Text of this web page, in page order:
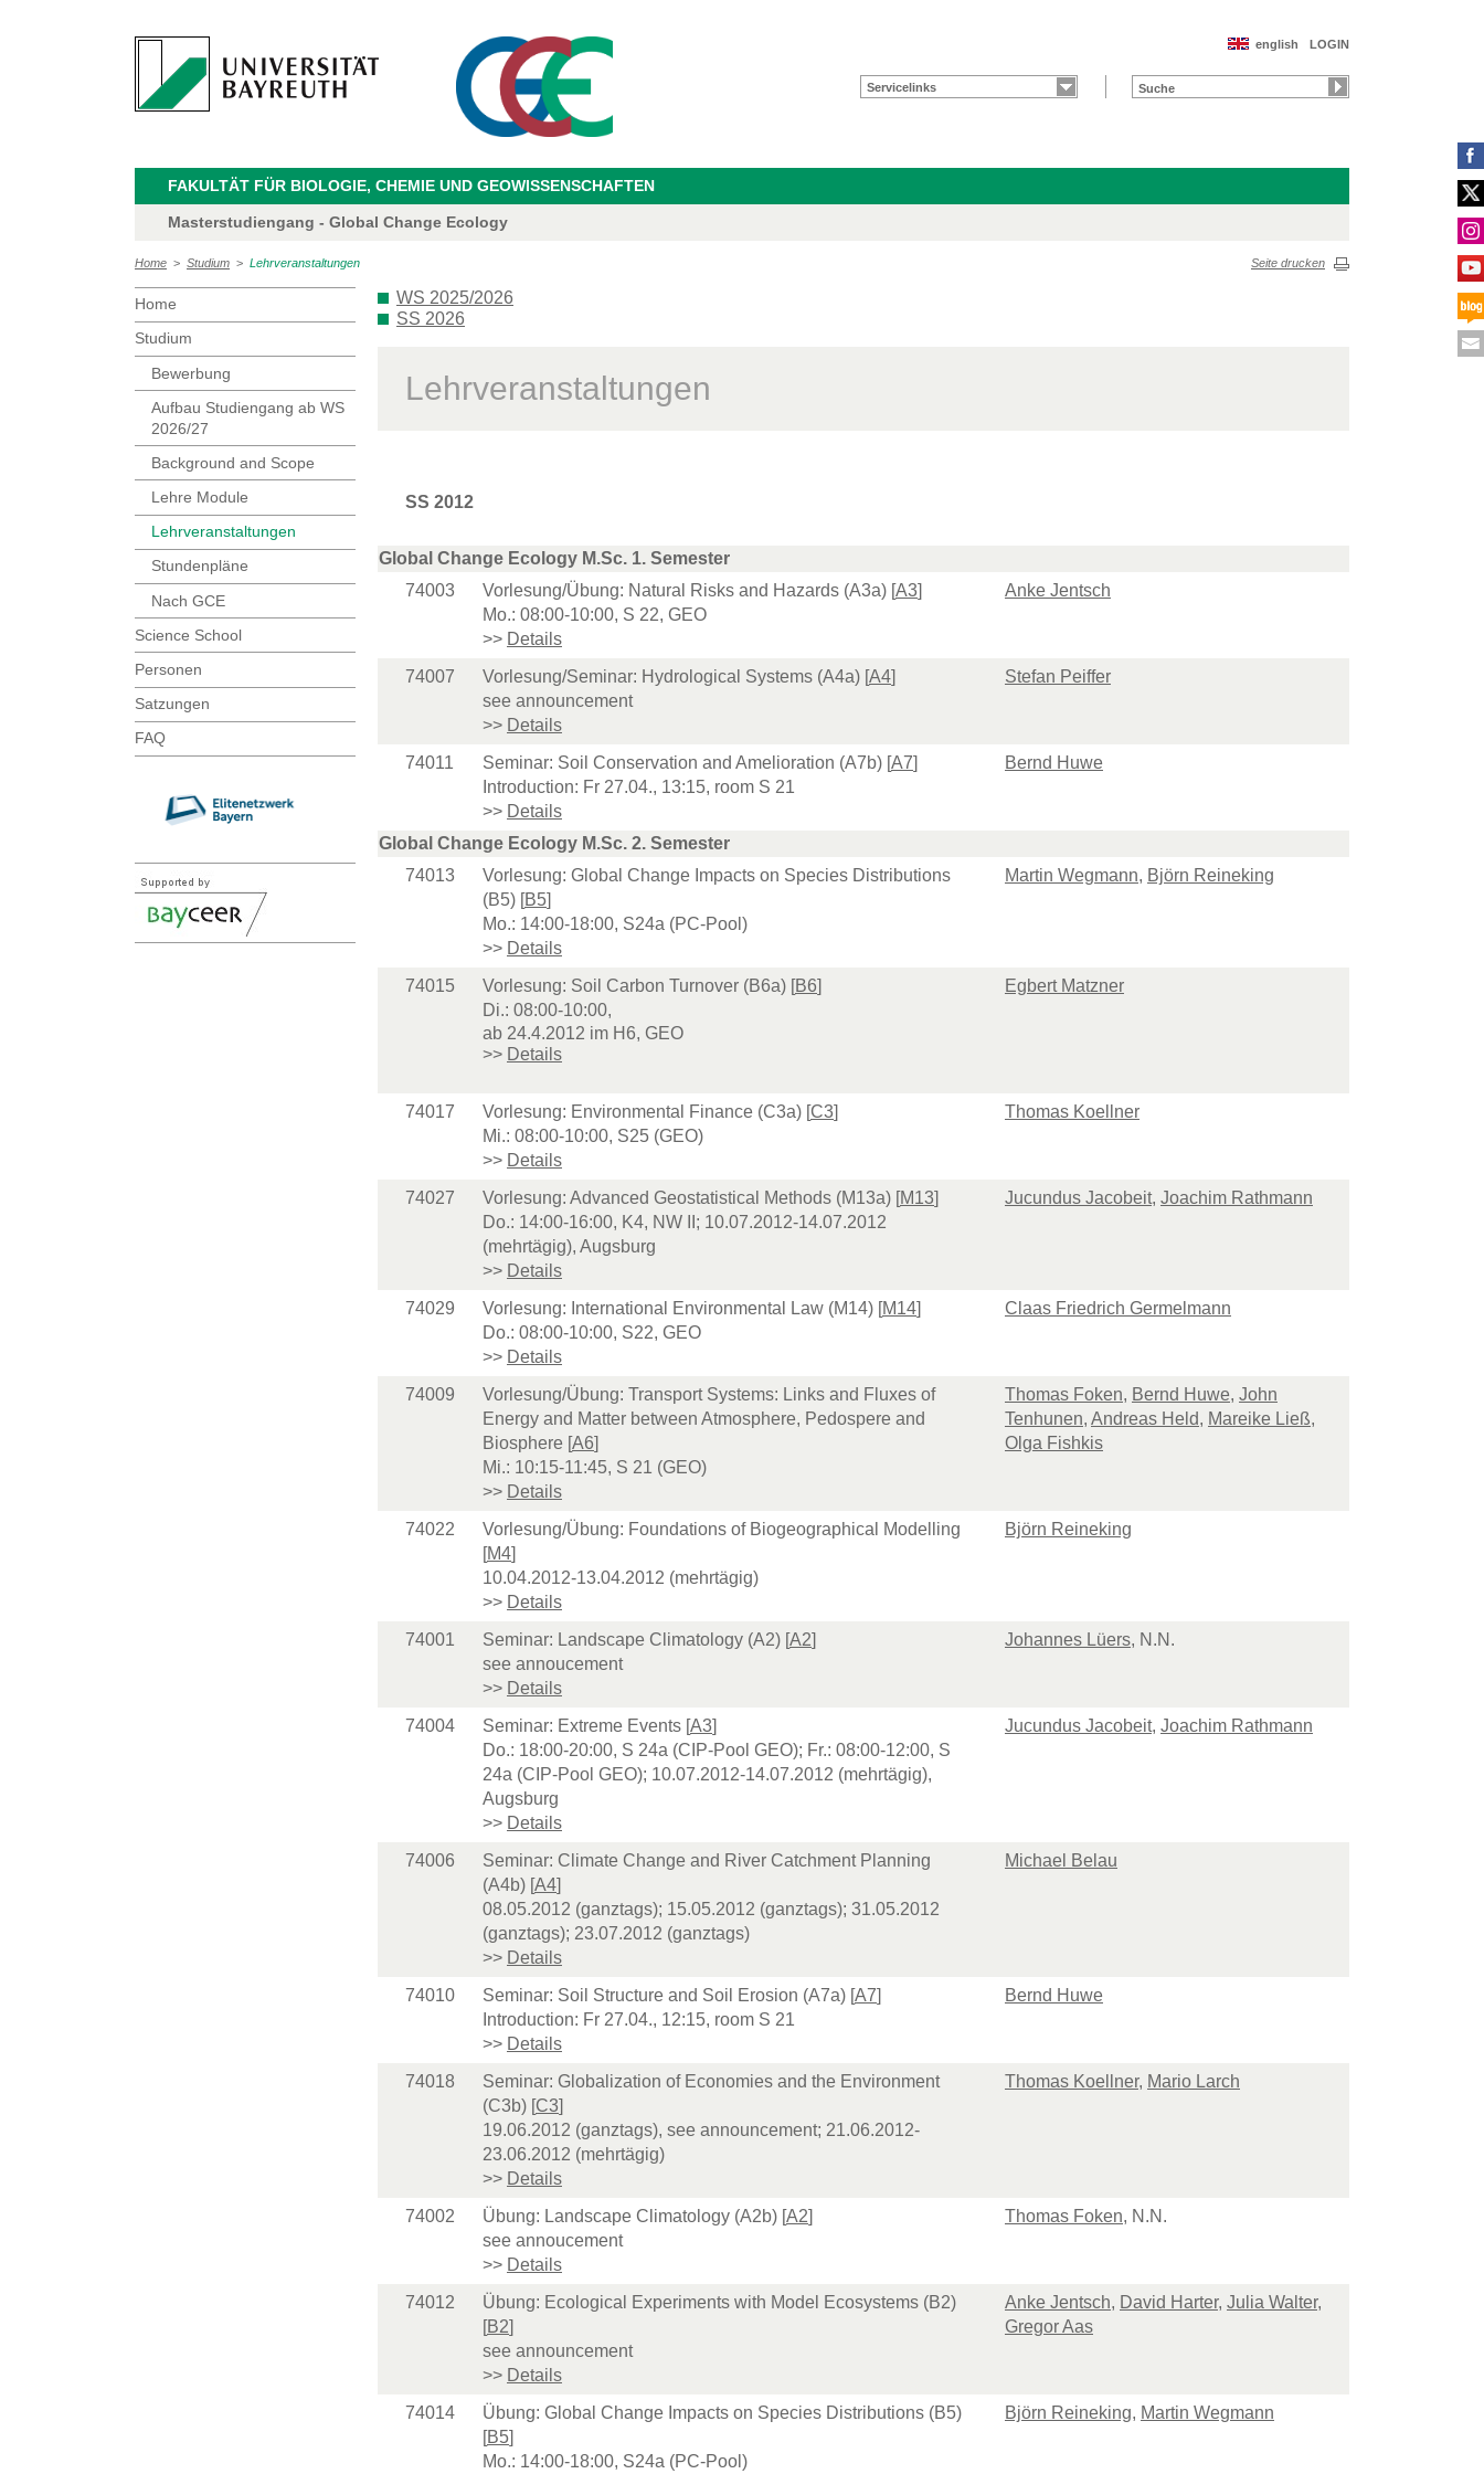
LOGIN
english
Servicelinks
FAKULTÄT FÜR BIOLOGIE, CHEMIE UND GEOWISSENSCHAFTEN
Masterstudiengang - Global Change Ecology
Home > Studium > Lehrveranstaltungen Seite drucken
Home
Studium
Bewerbung
Aufbau Studiengang ab WS
2026/27
Background and Scope
Lehre Module
Lehrveranstaltungen
Stundenpläne
Nach GCE
Science School
Personen
Satzungen
FAQ
WS 2025/2026
SS 2026
Lehrveranstaltungen
SS 2012
Global Change Ecology M.Sc. 1. Semester
74003
Vorlesung/Übung: Natural Risks and Hazards (A3a) [A3]
Mo.: 08:00-10:00, S 22, GEO
>> Details
Anke Jentsch
74007 Vorlesung/Seminar: Hydrological Systems (A4a) [A4]
see announcement
>> Details
Stefan Peiffer
74011 Seminar: Soil Conservation and Amelioration (A7b) [A7]
Introduction: Fr 27.04., 13:15, room S 21
>> Details
Bernd Huwe
Global Change Ecology M.Sc. 2. Semester
74013
Vorlesung: Global Change Impacts on Species Distributions
(B5) [B5]
Mo.: 14:00-18:00, S24a (PC-Pool)
>> Details
Martin Wegmann, Björn Reineking
74015 Vorlesung: Soil Carbon Turnover (B6a) [B6]
Di.: 08:00-10:00,
ab 24.4.2012 im H6, GEO
>> Details
Egbert Matzner
74017 Vorlesung: Environmental Finance (C3a) [C3]
Mi.: 08:00-10:00, S25 (GEO)
>> Details
Thomas Koellner
74027 Vorlesung: Advanced Geostatistical Methods (M13a) [M13]
Do.: 14:00-16:00, K4, NW II; 10.07.2012-14.07.2012
(mehrtägig), Augsburg
>> Details
Jucundus Jacobeit, Joachim Rathmann
74029 Vorlesung: International Environmental Law (M14) [M14]
Do.: 08:00-10:00, S22, GEO
>> Details
Claas Friedrich Germelmann
74009
Vorlesung/Übung: Transport Systems: Links and Fluxes of
Energy and Matter between Atmosphere, Pedospere and
Biosphere [A6]
Mi.: 10:15-11:45, S 21 (GEO)
>> Details
Thomas Foken, Bernd Huwe, John
Tenhunen, Andreas Held, Mareike Ließ,
Olga Fishkis
74022
Vorlesung/Übung: Foundations of Biogeographical Modelling
[M4]
10.04.2012-13.04.2012 (mehrtägig)
>> Details
Björn Reineking
74001 Seminar: Landscape Climatology (A2) [A2]
see annoucement
>> Details
Johannes Lüers, N.N.
74004 Seminar: Extreme Events [A3]
Do.: 18:00-20:00, S 24a (CIP-Pool GEO); Fr.: 08:00-12:00, S
24a (CIP-Pool GEO); 10.07.2012-14.07.2012 (mehrtägig),
Augsburg
>> Details
Jucundus Jacobeit, Joachim Rathmann
74006
Seminar: Climate Change and River Catchment Planning
(A4b) [A4]
08.05.2012 (ganztags); 15.05.2012 (ganztags); 31.05.2012
(ganztags); 23.07.2012 (ganztags)
>> Details
Michael Belau
74010 Seminar: Soil Structure and Soil Erosion (A7a) [A7]
Introduction: Fr 27.04., 12:15, room S 21
>> Details
Bernd Huwe
74018
Seminar: Globalization of Economies and the Environment
(C3b) [C3]
19.06.2012 (ganztags), see announcement; 21.06.2012-
23.06.2012 (mehrtägig)
>> Details
Thomas Koellner, Mario Larch
74002 Übung: Landscape Climatology (A2b) [A2]
see annoucement
>> Details
Thomas Foken, N.N.
74012
Übung: Ecological Experiments with Model Ecosystems (B2)
[B2]
see announcement
>> Details
Anke Jentsch, David Harter, Julia Walter,
Gregor Aas
74014
Übung: Global Change Impacts on Species Distributions (B5)
[B5]
Mo.: 14:00-18:00, S24a (PC-Pool)
Björn Reineking, Martin Wegmann